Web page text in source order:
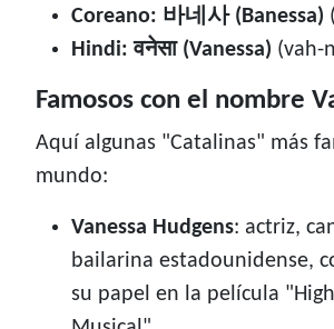
Coreano: 바네사 (Banessa)
Hindi: वनेसा (Vanessa) (vah-
Famosos con el nombre
Aquí algunas "Catalinas" más
mundo:
Vanessa Hudgens: actriz,
bailarina estadounidense,
su papel en la película